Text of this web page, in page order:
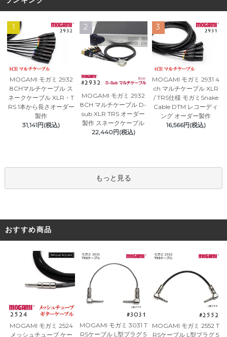
1
MOGAMI モガミ 2932
8CHマルチケーブル ス
ネークケーブル XLR・T
RS 1本から長さオーダー
製作
31,141円(税込)
2
MOGAMI モガミ 2932
8CH マルチケーブル D-
sub XLR TRS オーダー
製作 スネークケーブル
22,440円(税込)
3
MOGAMI モガミ 2931 4
ch マルチケーブル XLR
/ TRS仕様 モガミSnake
Cable DTM レコーディ
ング オーダー製作
16,566円(税込)
もっと見る
おすすめ商品
MOGAMI モガミ 2524
メッシュチューブ ケー
MOGAMI モガミ 3031 T
RSケーブル L型プラグ 5
MOGAMI モガミ 2552 T
RSケーブル L型プラグ 5